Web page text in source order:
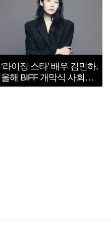
‘라이징 스타’ 배우 김민하,
올해 BIFF 개막식 사회자
확정